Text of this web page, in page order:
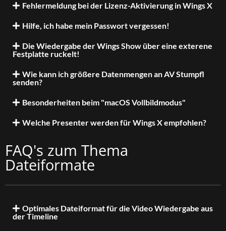
Fehlermeldung bei der Lizenz-Aktivierung in Wings X
Hilfe, ich habe mein Passwort vergessen!
Die Wiedergabe der Wings Show über eine exterene
Festplatte ruckelt!
Wie kann ich größere Datenmengen an AV Stumpfl
senden?
Besonderheiten beim "macOS Vollbildmodus"
Welche Presenter werden für Wings X empfohlen?
FAQ's zum Thema
Dateiformate
Optimales Dateiformat für die Video Wiedergabe aus
der Timeline